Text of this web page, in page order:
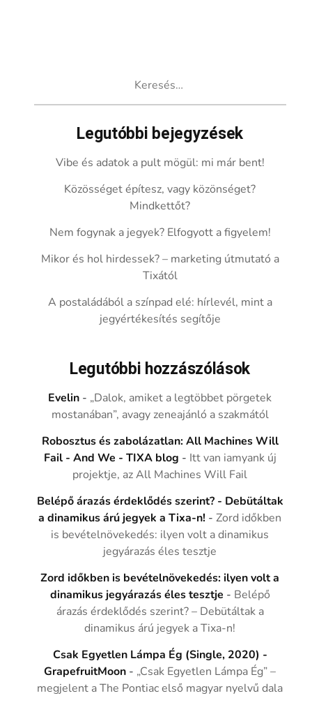
Legutóbbi bejegyzések
Vibe és adatok a pult mögül: mi már bent!
Közösséget építesz, vagy közönséget?
Mindkettőt?
Nem fogynak a jegyek? Elfogyott a figyelem!
Mikor és hol hirdessek? – marketing útmutató a
Tixától
A postaládából a színpad elé: hírlevél, mint a
jegyértékesítés segítője
Legutóbbi hozzászólások
Evelin - „Dalok, amiket a legtöbbet pörgetek
mostanában”, avagy zeneajánló a szakmától
Robosztus és zabolázatlan: All Machines Will
Fail - And We - TIXA blog - Itt van iamyank új
projektje, az All Machines Will Fail
Belépő árazás érdeklődés szerint? - Debütáltak
a dinamikus árú jegyek a Tixa-n! -Zord időkben
is bevételnövekedés: ilyen volt a dinamikus
jegyárazás éles tesztje
Zord időkben is bevételnövekedés: ilyen volt a
dinamikus jegyárazás éles tesztje - Belépő
árazás érdeklődés szerint? – Debütáltak a
dinamikus árú jegyek a Tixa-n!
Csak Egyetlen Lámpa Ég (Single, 2020) -
GrapefruitMoon - „Csak Egyetlen Lámpa Ég” –
megjelent a The Pontiac első magyar nyelvű dala